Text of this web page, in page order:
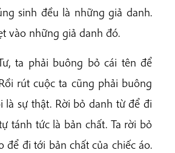
sinh đều là những giả danh.
vào những giả danh đó.
ta phải buông bỏ cái tên để
rút cuộc ta cũng phải buông
là sự thật. Rời bỏ danh từ để đi
tánh tức là bản chất. Ta rời bỏ
để đi tới bản chất của chiếc áo.